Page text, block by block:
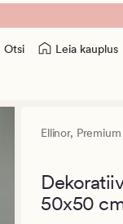
Otsi Leia kauplus
Ellinor,
50x50